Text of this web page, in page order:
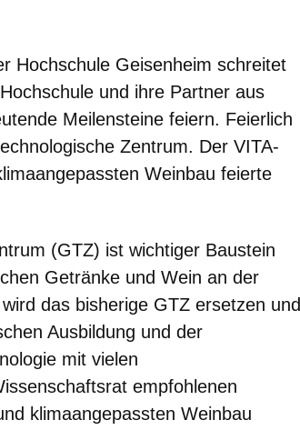
Hochschule Geisenheim schreitet
und ihre Partner aus
Meilensteine feiern. Feierlich
Zentrum. Der VITA-
Weinbau feierte
(GTZ) ist wichtiger Baustein
Getränke und Wein an der
das bisherige GTZ ersetzen und
Ausbildung und der
mit vielen
empfohlenen
klimaangepassten Weinbau